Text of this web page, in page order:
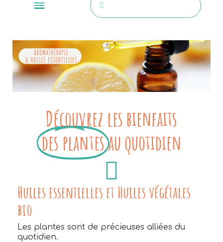
Découvrez les bienfaits
des plantesau quotidien
Huiles essentielles et Huiles végétales
bio
Les plantes sont de précieuses alliées du
quotidien.